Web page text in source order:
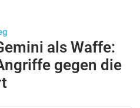
als Waffe:
gegen die